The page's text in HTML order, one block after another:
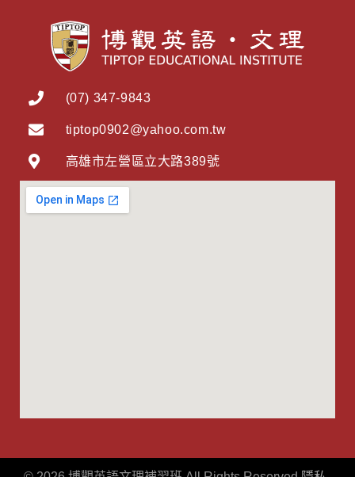
(07) 347-9843
tiptop0902@yahoo.com.tw
高雄市左營區立大路389號